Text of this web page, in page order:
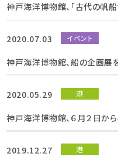
神戸海洋博物館、「古代の帆
2020.07.03 イベント
神戸海洋博物館、船の企画展
2020.05.29 港
神戸海洋博物館、６月２日か
2019.12.27 港